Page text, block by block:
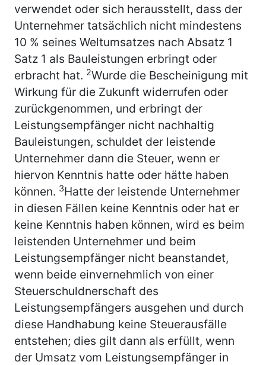
verwendet oder sich herausstellt, dass der
Unternehmer tatsächlich nicht mindestens
10 % seines Weltumsatzes nach Absatz 1
Satz 1 als Bauleistungen erbringt oder
erbracht hat. 2Wurde die Bescheinigung mit
Wirkung für die Zukunft widerrufen oder
zurückgenommen, und erbringt der
Leistungsempfänger nicht nachhaltig
Bauleistungen, schuldet der leistende
Unternehmer dann die Steuer, wenn er
hiervon Kenntnis hatte oder hätte haben
können. 3Hatte der leistende Unternehmer
in diesen Fällen keine Kenntnis oder hat er
keine Kenntnis haben können, wird es beim
leistenden Unternehmer und beim
Leistungsempfänger nicht beanstandet,
wenn beide einvernehmlich von einer
Steuerschuldnerschaft des
Leistungsempfängers ausgehen und durch
diese Handhabung keine Steuerausfälle
entstehen; dies gilt dann als erfüllt, wenn
der Umsatz vom Leistungsempfänger in